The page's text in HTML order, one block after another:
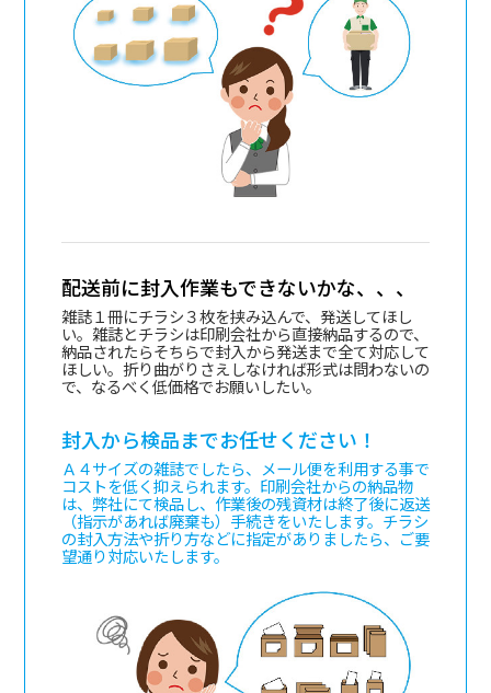
配送前に封入作業もできないかな、、、
雑誌１冊にチラシ３枚を挟み込んで、発送してほし
い。雑誌とチラシは印刷会社から直接納品するので、
納品されたらそちらで封入から発送まで全て対応して
ほしい。折り曲がりさえしなければ形式は問わないの
で、なるべく低価格でお願いしたい。
封入から検品までお任せください！
Ａ４サイズの雑誌でしたら、メール便を利用する事で
コストを低く抑えられます。印刷会社からの納品物
は、弊社にて検品し、作業後の残資材は終了後に返送
（指示があれば廃棄も）手続きをいたします。チラシ
の封入方法や折り方などに指定がありましたら、ご要
望通り対応いたします。